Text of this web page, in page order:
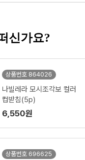
신가요?
상품번호 864026
나빌레라 모시조각보 컬러
컵받침(5p)
6,550원
상품번호 696625